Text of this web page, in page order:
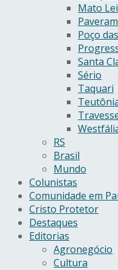
Mato
Poço
Santa
Sério
Taquari
RS
Brasil
Mundo
Colunistas
Comunidade em
Cristo Protetor
Destaques
Editorias
Agronegócio
Cultura